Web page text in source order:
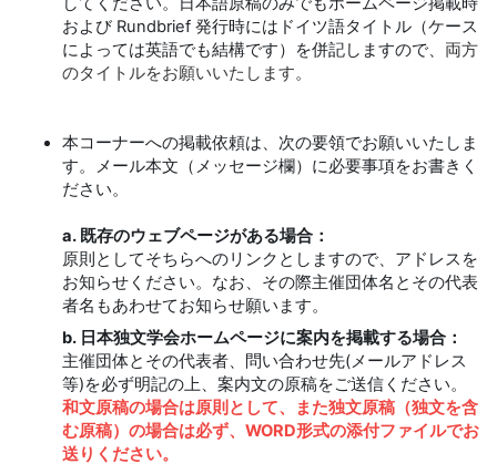
および Rundbrief 発行時にはドイツ語タイトル（ケース
によっては英語でも結構です）を併記しますので、 両方
のタイトルをお願いいたします。
本コーナーへの掲載依頼は、次の要領でお願いいたしま
す。メール本文（メッセージ欄）に必要事項をお書きく
ださい。
a. 既存のウェブページがある場合：
原則としてそちらへのリンクとしますので、アドレスを
お知らせください。なお、その際主催団体名とその代表
者名もあわせてお知らせ願います。
b. 日本独文学会ホームページに案内を掲載する場合：
主催団体とその代表者、問い合わせ先(メールアドレス
等)を必ず明記の上、案内文の原稿をご送信ください。
和文原稿の場合は原則として、また独文原稿（独文を含
む原稿）の場合は必ず、WORD形式の添付ファイルでお
送りください。